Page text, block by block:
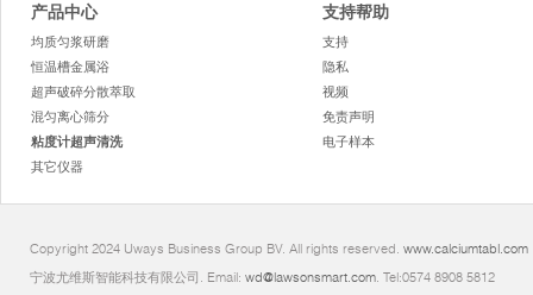
产品中心
均质匀浆研磨
恒温槽金属浴
超声破碎分散萃取
混匀离心筛分
粘度计超声清洗
其它仪器
支持帮助
支持
隐私
视频
免责声明
电子样本
Copyright 2024 Uways Business Group BV. All rights reserved. www.calciumtabl.com
宁波尤维斯智能科技有限公司. Email: wd@lawsonsmart.com. Tel:0574 8908 5812